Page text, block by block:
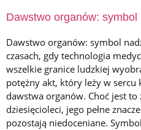
Dawstwo organów:
Dawstwo organów: symbol
czasach, gdy technologia
wszelkie granice ludzkiej
potężny akt, który leży w
dawstwa organów. Choć jest to
dziesięcioleci, jego pełne
pozostają niedoceniane.